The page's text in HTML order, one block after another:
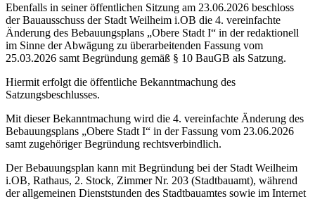
Ebenfalls in seiner öffentlichen Sitzung am 23.06.2026 beschloss
der Bauausschuss der Stadt Weilheim i.OB die 4. vereinfachte
Änderung des Bebauungsplans „Obere Stadt I“ in der redaktionell
im Sinne der Abwägung zu überarbeitenden Fassung vom
25.03.2026 samt Begründung gemäß § 10 BauGB als Satzung.
Hiermit erfolgt die öffentliche Bekanntmachung des
Satzungsbeschlusses.
Mit dieser Bekanntmachung wird die 4. vereinfachte Änderung des
Bebauungsplans „Obere Stadt I“ in der Fassung vom 23.06.2026
samt zugehöriger Begründung rechtsverbindlich.
Der Bebauungsplan kann mit Begründung bei der Stadt Weilheim
i.OB, Rathaus, 2. Stock, Zimmer Nr. 203 (Stadtbauamt), während
der allgemeinen Dienststunden des Stadtbauamtes sowie im Internet